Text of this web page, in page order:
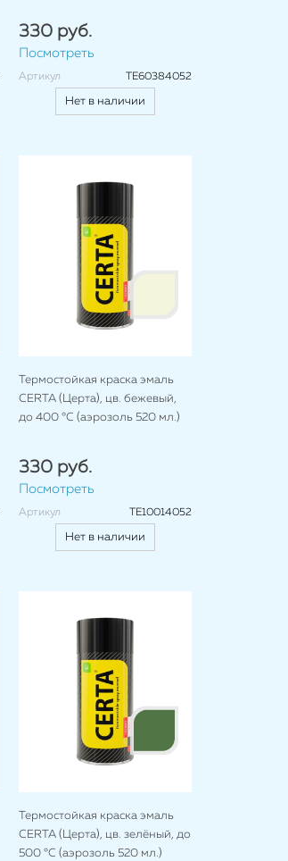
330 руб.
Посмотреть
Артикул TE60384052
Нет в наличии
Термостойкая краска эмаль
CERTA (Церта), цв. бежевый,
до 400 °C (аэрозоль 520 мл.)
330 руб.
Посмотреть
Артикул TE10014052
Нет в наличии
Термостойкая краска эмаль
CERTA (Церта), цв. зелёный, до
500 °C (аэрозоль 520 мл.)